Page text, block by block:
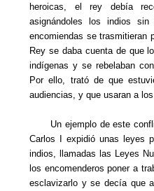
heroicas, el rey debía
asignándoles los indios sin
encomiendas se trasmitieran
Rey se daba cuenta de que
indígenas y se rebelaban
Por ello, trató de que
audiencias, y que usaran a
Un ejemplo de este
Carlos I expidió unas leyes
indios, llamadas las Leyes
los encomenderos poner a
esclavizarlo y se decía que